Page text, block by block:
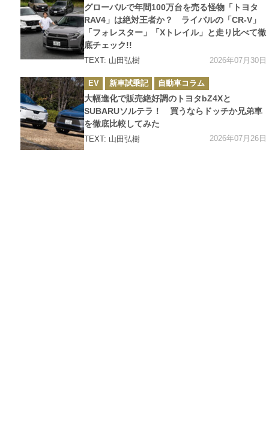
ゴ
リ
ー
グローバルで年間100万台を売る怪物「トヨタ
RAV4」は絶対王者か？ ライバルの「CR-V」
「フォレスター」「Xトレイル」と走り比べて徹
底チェック!!
TEXT: 山田弘樹 2026年07月30日
カ
テ
ゴ
リ
ー
EV 新車試乗記 自動車コラム
大幅進化で販売絶好調のトヨタbZ4Xと
SUBARUソルテラ！ 買うならドッチか兄弟車
を徹底比較してみた
TEXT: 山田弘樹 2026年07月26日